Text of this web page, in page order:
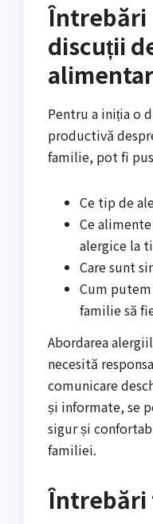
Întrebări
discuții
Pentru a iniția o
productivă
familie, pot fi
Ce tip de
Ce
alergice la
Care sunt
Cum
familie să
Abordarea
necesită
comunicare
și informate, se
sigur și
familiei.
Întrebări